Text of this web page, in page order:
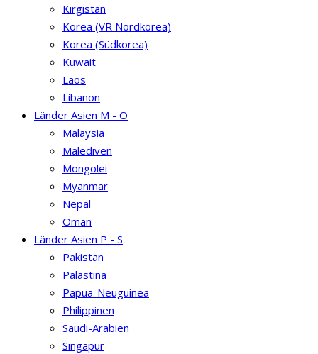
Kirgistan
Korea (VR Nordkorea)
Korea (Südkorea)
Kuwait
Laos
Libanon
Länder Asien M - O
Malaysia
Malediven
Mongolei
Myanmar
Nepal
Oman
Länder Asien P - S
Pakistan
Palästina
Papua-Neuguinea
Philippinen
Saudi-Arabien
Singapur